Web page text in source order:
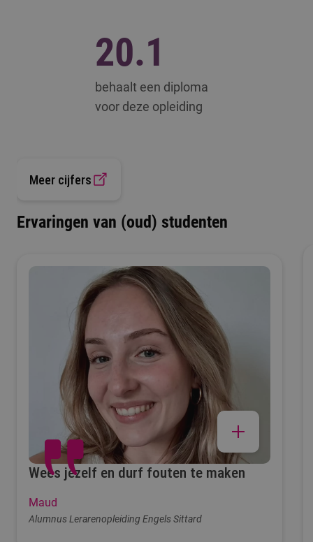
20.1
behaalt een diploma
voor deze opleiding
Meer cijfers
66
eerstejaars
3.7
studenttevredenheid,
1 (zeer ontevreden) -
5 (zeer tevreden)
15.2
Ervaringen van (oud) studenten
Wees jezelf en durf fouten te maken
Maud
Alumnus Lerarenopleiding Engels Sittard